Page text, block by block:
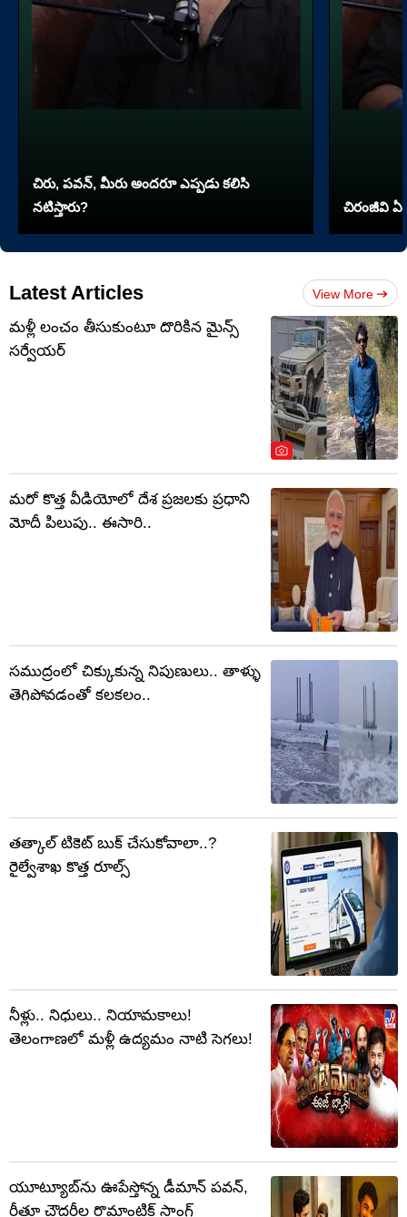
చిరు, పవన్, మీరు అందరూ ఎప్పడు కలిసి
నటిస్తారు?
చిరంజీవి ఏ
Latest Articles View More
మళ్లీ లంచం తీసుకుంటూ దొరికిన మైన్స్
సర్వేయర్
మరో కొత్త వీడియోలో దేశ ప్రజలకు ప్రధాని
మోదీ పిలుపు.. ఈసారి..
సముద్రంలో చిక్కుకున్న నిపుణులు.. తాళ్ళు
తెగిపోవడంతో కలకలం..
తత్కాల్ టికెట్ బుక్ చేసుకోవాలా..?
రైల్వేశాఖ కొత్త రూల్స్
నీళ్లు.. నిధులు.. నియామకాలు!
తెలంగాణలో మళ్లీ ఉద్యమం నాటి సెగలు!
యూట్యూబ్‌ను ఊపేస్తోన్న డీమాన్ పవన్,
రీతూ చౌదరీల రొమాంటిక్ సాంగ్